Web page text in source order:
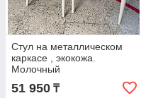
Стул на металлическом
каркасе , экокожа.
Молочный
51 950 ₸